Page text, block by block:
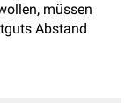
müssen
Abstand